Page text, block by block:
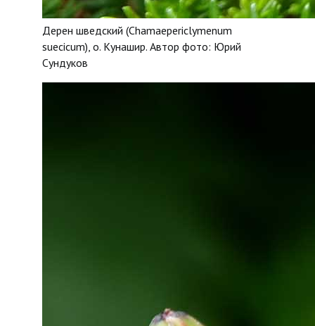
Дерен шведский (Chamaepericlymenum
suecicum), о. Кунашир. Автор фото: Юрий
Сундуков